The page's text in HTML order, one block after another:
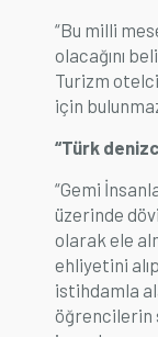
“Bu milli
olacağını
Turizm
için
“Türk
“Gemi
üzerinde
olarak ele
ehliyetini
istihdamla
öğrencilerin